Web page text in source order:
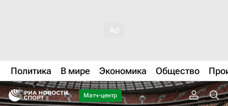
Политика В мире Экономика Общество
Матч-центр